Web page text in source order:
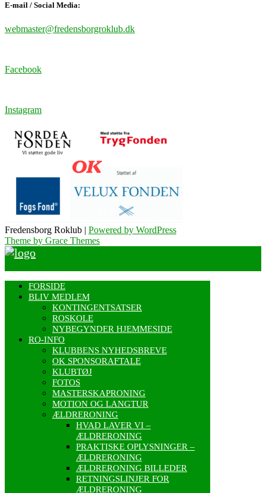
E-mail / Social Media:
webmaster@fredensborgroklub.dk
Facebook
Instagram
Fredensborg Roklub | Powered by WordPress
Theme by Grace Themes
FORSIDE
BLIV MEDLEM
KONTINGENTSATSER
ROSKOLE
NYBEGYNDER HJEMMESIDE
RO-INFO
KLUBBENS NYHEDSBREVE
OK SPONSORAFTALE
KLUBTØJ
FOTOS
MASTERSKAPRONING
MOTION OG LANGTUR
ÆLDRERONING
HVAD LAVER VI –
ÆLDRERONING
PRAKTISKE OPLYSNINGER –
ÆLDRERONING
ÆLDRERONING BILLEDER
RETNINGSLINJER FOR
ÆLDRERONING